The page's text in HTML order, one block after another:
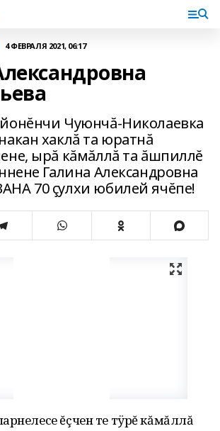
4 ФЕВРАЛЯ 2021, 06:17
Чуюнчă-Николаевка
хаклă та юратнă
ырă кăмăллă та ăшпиллĕ
Галина Александровна
70 çулхи юбилей ячĕпе!
ĕçчен те тÿрĕ кăмăллă